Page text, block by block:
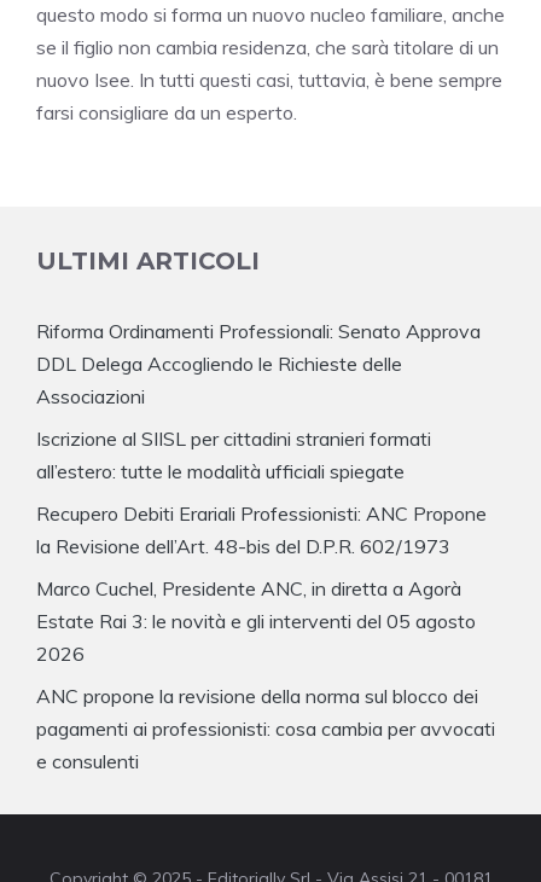
questo modo si forma un nuovo nucleo familiare, anche
se il figlio non cambia residenza, che sarà titolare di un
nuovo Isee. In tutti questi casi, tuttavia, è bene sempre
farsi consigliare da un esperto.
ULTIMI ARTICOLI
Riforma Ordinamenti Professionali: Senato Approva
DDL Delega Accogliendo le Richieste delle
Associazioni
Iscrizione al SIISL per cittadini stranieri formati
all’estero: tutte le modalità ufficiali spiegate
Recupero Debiti Erariali Professionisti: ANC Propone
la Revisione dell’Art. 48-bis del D.P.R. 602/1973
Marco Cuchel, Presidente ANC, in diretta a Agorà
Estate Rai 3: le novità e gli interventi del 05 agosto
2026
ANC propone la revisione della norma sul blocco dei
pagamenti ai professionisti: cosa cambia per avvocati
e consulenti